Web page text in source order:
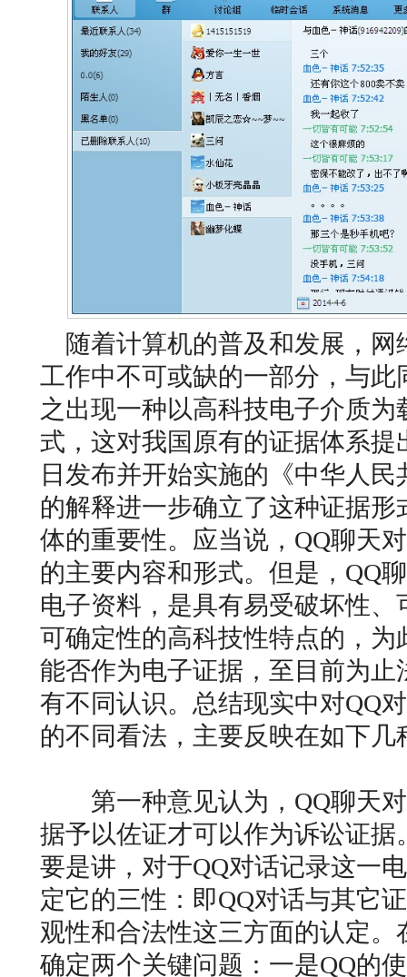
随着计算机的普及和发展，网
工作中不可或缺的一部分，与此
之出现一种以高科技电子介质为
式，这对我国原有的证据体系提
日发布并开始实施的《中华人
的解释进一步确立了这种证据
体的重要性。应当说，QQ聊天
的主要内容和形式。但是，QQ
电子资料，是具有易受破坏性
可确定性的高科技性特点的，为
能否作为电子证据，至目前为止
有不同认识。总结现实中对QQ
的不同看法，主要反映在如下几
第一种意见认为，QQ聊天对
据予以佐证才可以作为诉讼证据
要是讲，对于QQ对话记录这一
定它的三性：即QQ对话与其它
观性和合法性这三方面的认定。
确定两个关键问题：一是QQ的